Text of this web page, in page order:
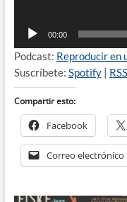
00:00
Podcast: Reproducir en
Suscríbete: Spotify| RSS
Compartir esto:
Facebook
Correo electrónico